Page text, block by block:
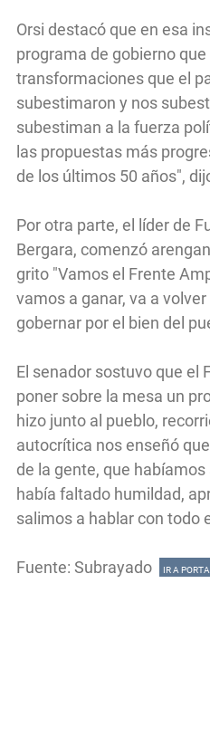
Orsi destacó que en esa
programa de gobierno
transformaciones que el
subestimaron y nos
subestiman a la fuerza
las propuestas más
de los últimos 50 años",
Por otra parte, el líder de
Bergara, comenzó
grito "Vamos el Frente
vamos a ganar, va a
gobernar por el bien del
El senador sostuvo que el
poner sobre la mesa un
hizo junto al pueblo,
autocrítica nos enseñó
de la gente, que
había faltado humildad,
salimos a hablar con todo
Fuente: Subrayado IR A